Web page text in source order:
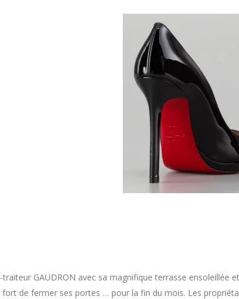
GAUDRON avec sa magnifique terrasse ensoleillée
fort de fermer ses portes … pour la fin du mois. Les